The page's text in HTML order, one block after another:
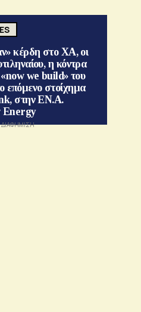
κέρδη στο ΧΑ, οι
η κόντρα
we build» του
επόμενο στοίχημα
στην ΕΝ.Α.
Energy